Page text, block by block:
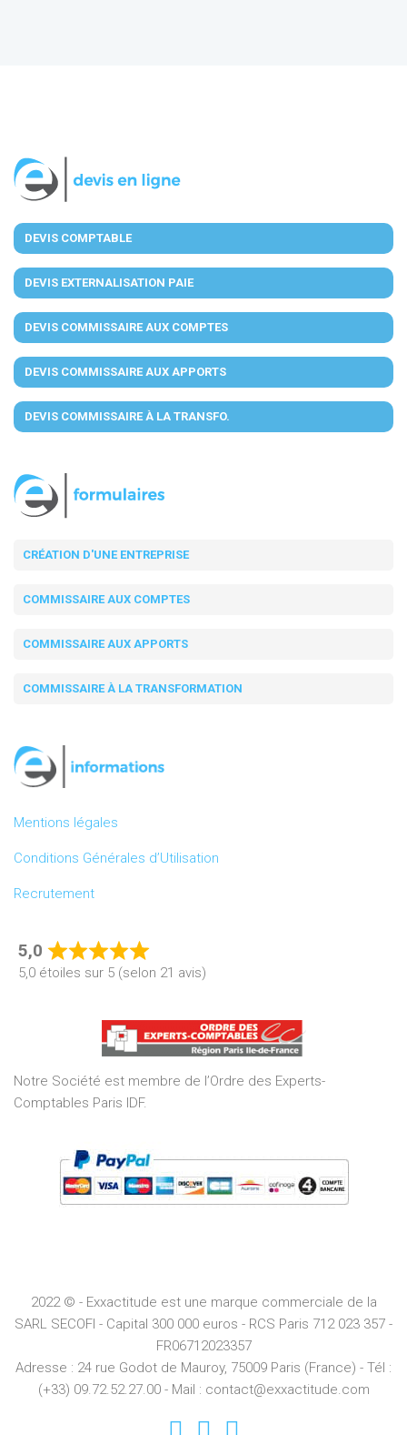
DEVIS COMPTABLE
DEVIS EXTERNALISATION PAIE
DEVIS COMMISSAIRE AUX COMPTES
DEVIS COMMISSAIRE AUX APPORTS
DEVIS COMMISSAIRE À LA TRANSFO.
CRÉATION D'UNE ENTREPRISE
COMMISSAIRE AUX COMPTES
COMMISSAIRE AUX APPORTS
COMMISSAIRE À LA TRANSFORMATION
Mentions légales
Conditions Générales d’Utilisation
Recrutement
5,0
Rated
5,0
of
5
5,0 étoiles sur 5 (selon 21 avis)
Notre Société est membre de l’Ordre des Experts-
Comptables Paris IDF.
2022 © - Exxactitude est une marque commerciale de la
SARL SECOFI - Capital 300 000 euros - RCS Paris 712 023 357 -
FR06712023357
Adresse : 24 rue Godot de Mauroy, 75009 Paris (France) - Tél :
(+33) 09.72.52.27.00 - Mail : contact@exxactitude.com